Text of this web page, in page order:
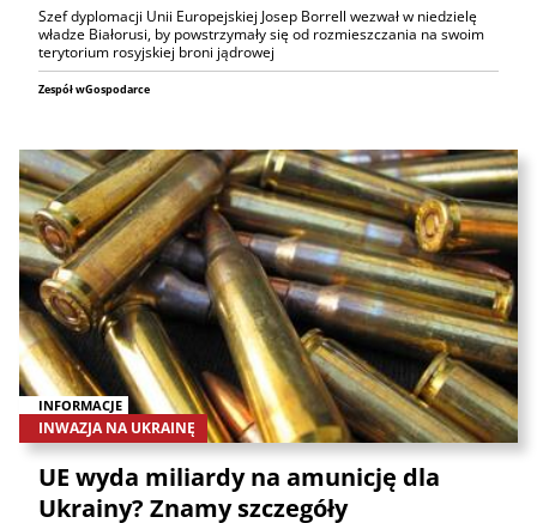
Szef dyplomacji Unii Europejskiej Josep Borrell wezwał w niedzielę
władze Białorusi, by powstrzymały się od rozmieszczania na swoim
terytorium rosyjskiej broni jądrowej
Zespół wGospodarce
INFORMACJE
INWAZJA NA UKRAINĘ
UE wyda miliardy na amunicję dla
Ukrainy? Znamy szczegóły